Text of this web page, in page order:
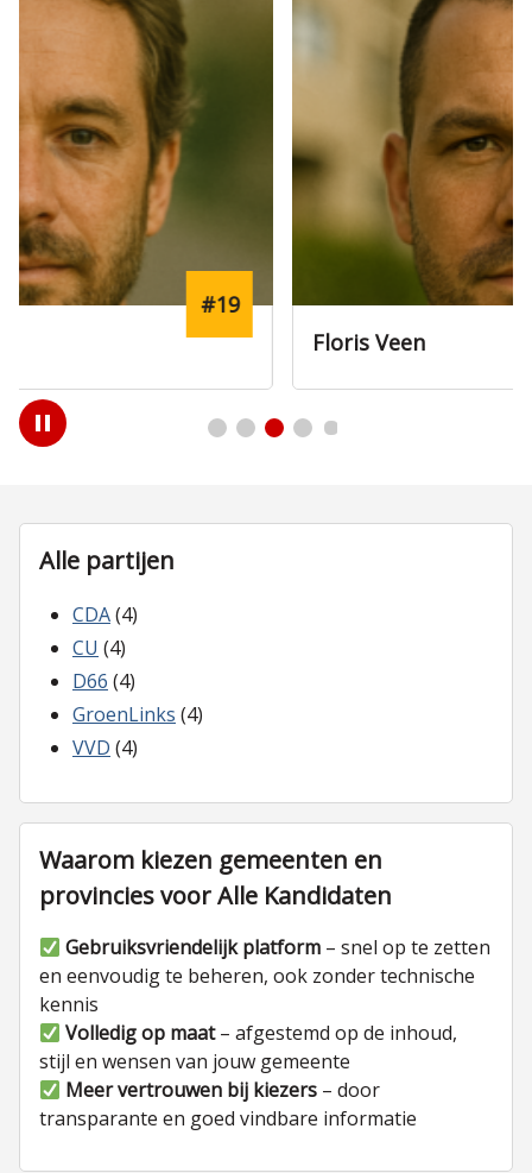
#9
Play
/
Alle partijen
CDA(4)
CU (4)
D66 (4)
GroenLinks (4)
VVD (4)
Waarom kiezen gemeenten en
provincies voor Alle Kandidaten
Gebruiksvriendelijk platform – snel op te zetten
en eenvoudig te beheren, ook zonder technische
kennis
Volledig op maat– afgestemd op de inhoud,
stijl en wensen van jouw gemeente
Meer vertrouwen bij kiezers – door
transparante en goed vindbare informatie